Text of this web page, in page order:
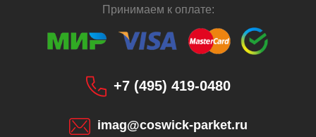
Принимаем к оплате:
+7 (495) 419-0480
imag@coswick-parket.ru